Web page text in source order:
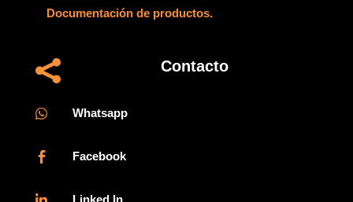
Documentación de productos.
 Contacto
 Whatsapp
 Facebook
Linked In